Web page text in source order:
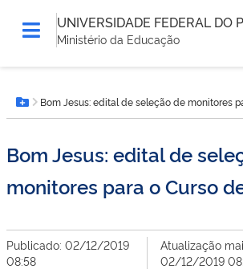
UNIVERSIDADE FEDERAL DO
Ministério da Educação
está
aqui:Botão Menu
Bom Jesus: edital de seleção de monitores
Bom Jesus: edital de
monitores para o Curso
Publicado: 02/12/2019
08:58
Atualização
02/12/2019